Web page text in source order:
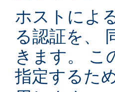
ホストによ
る認証を、
きます。 こ
指定するた